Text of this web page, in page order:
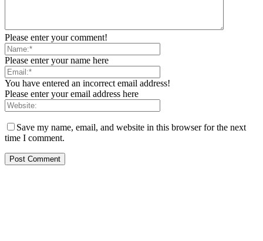
Please enter your comment!
Please enter your name here
You have entered an incorrect email address!
Please enter your email address here
Save my name, email, and website in this browser for the next
time I comment.